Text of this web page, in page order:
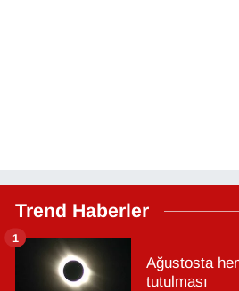
Trend Haberler
Ağustosta
tutulması
1